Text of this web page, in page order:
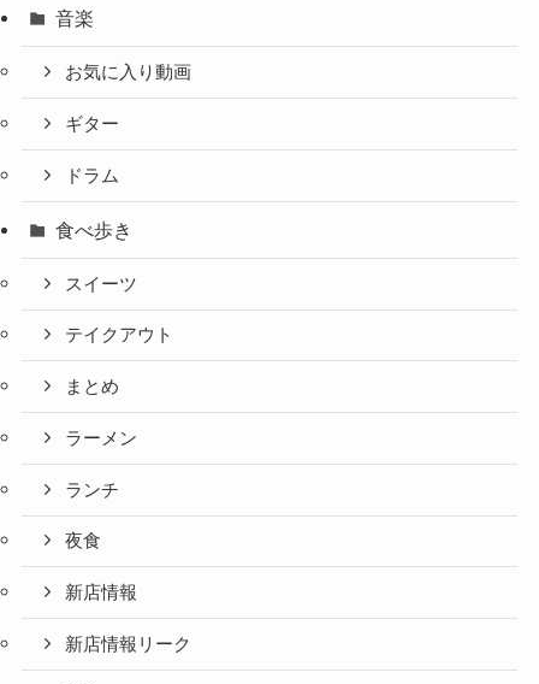
音楽
お気に入り動画
ギター
ドラム
食べ歩き
スイーツ
テイクアウト
まとめ
ラーメン
ランチ
夜食
新店情報
新店情報リーク